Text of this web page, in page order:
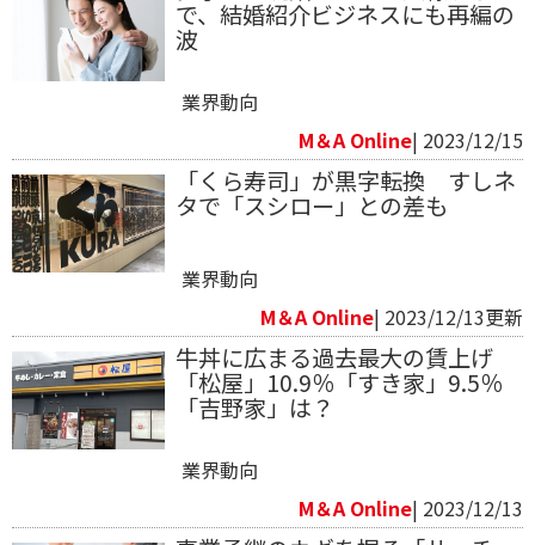
で、結婚紹介ビジネスにも再編の
波
業界動向
M＆A Online| 2023/12/15
「くら寿司」が黒字転換 すしネ
タで「スシロー」との差も
業界動向
M＆A Online| 2023/12/13更新
牛丼に広まる過去最大の賃上げ
「松屋」10.9％「すき家」9.5％
「吉野家」は？
業界動向
M＆A Online| 2023/12/13